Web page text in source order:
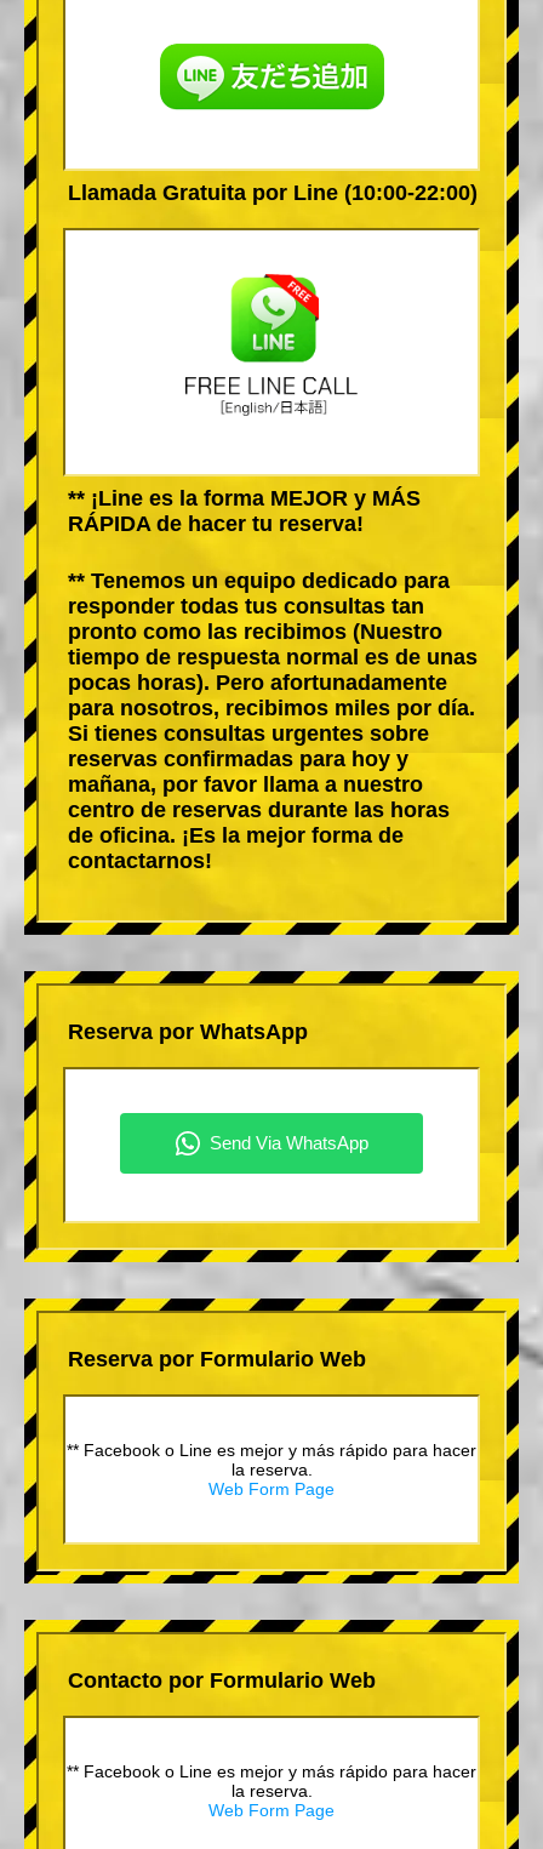
Llamada Gratuita por Line (10:00-22:00)
** ¡Line es la forma MEJOR y MÁS
RÁPIDA de hacer tu reserva!
** Tenemos un equipo dedicado para
responder todas tus consultas tan
pronto como las recibimos (Nuestro
tiempo de respuesta normal es de unas
pocas horas). Pero afortunadamente
para nosotros, recibimos miles por día.
Si tienes consultas urgentes sobre
reservas confirmadas para hoy y
mañana, por favor llama a nuestro
centro de reservas durante las horas
de oficina. ¡Es la mejor forma de
contactarnos!
Reserva por WhatsApp
Reserva por Formulario Web
** Facebook o Line es mejor y más rápido para hacer
la reserva.
Web Form Page
Contacto por Formulario Web
** Facebook o Line es mejor y más rápido para hacer
la reserva.
Web Form Page